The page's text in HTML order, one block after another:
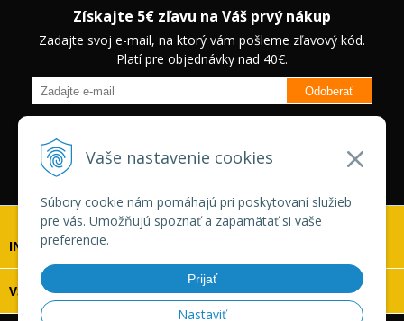
Vaše nastavenie cookies
Súbory cookie nám pomáhajú pri poskytovaní služieb
pre vás. Umožňujú spoznať a zapamätať si vaše
preferencie.
Prijať
Nastaviť
Získajte 5€ zľavu na Váš prvý nákup
Zadajte svoj e-mail, na ktorý vám pošleme zľavový kód.
Platí pre objednávky nad 40€.
Odoberať
zľavách na vybrané produkty.
Neplatí pre Veľkoobchodných
zákazníkov.
INFOLINKA
VŠETKO O NÁKUPE